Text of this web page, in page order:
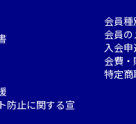
防止に関する宣
会員種
会員の
入会申
会費
特定